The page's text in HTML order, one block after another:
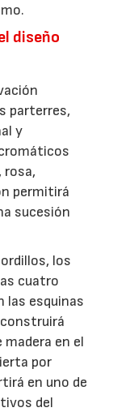
diseño
parterres,
y
rosa,
permitirá
sucesión
los
cuatro
las esquinas
en el
por
en uno de
del